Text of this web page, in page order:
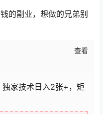
的副业，想做的兄弟别
查看
家技术日入2张+，矩